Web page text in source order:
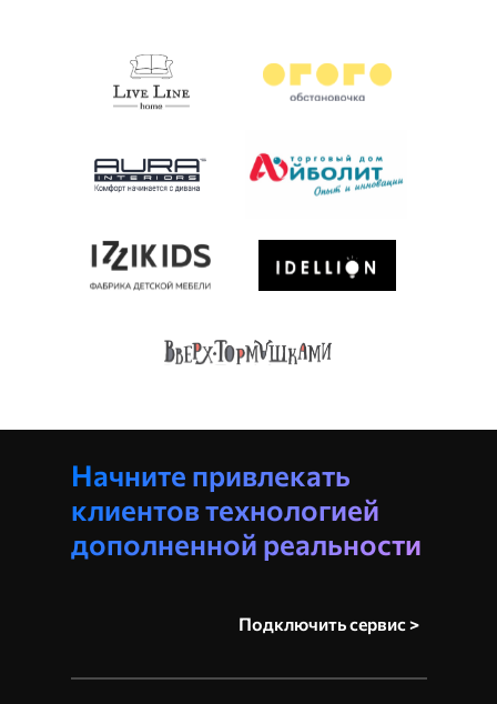
Начните привлекать
клиентов технологией
дополненной реальности
Подключить сервис >